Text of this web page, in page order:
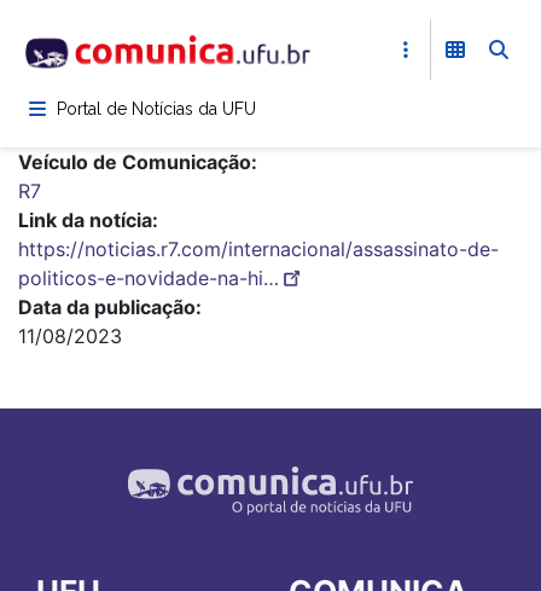
para
conteúdoPortal de Notícias da UFU
Veículo de Comunicação
R7
Link da notícia
https://noticias.r7.com/internacional/assassinato-de-
politicos-e-novidade-na-hi…
Data da publicação
11/08/2023